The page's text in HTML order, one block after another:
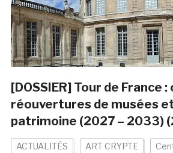
[DOSSIER] Tour de France
réouvertures de musées
patrimoine (2027 – 2033)
ACTUALITÉS ART CRYPTE